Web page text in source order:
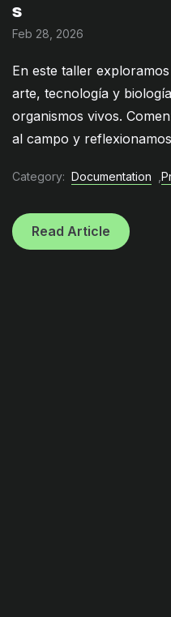
s
Feb 28, 2026
En este taller
arte, tecnología y
organismos vivos.
al campo y
Category: Documentation
Read Article